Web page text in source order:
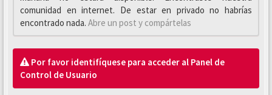
comunidad en internet. De estar en privado no habrías
encontrado nada. Abre un post y compártelas
Por favor identifíquese para acceder al Panel de
Control de Usuario